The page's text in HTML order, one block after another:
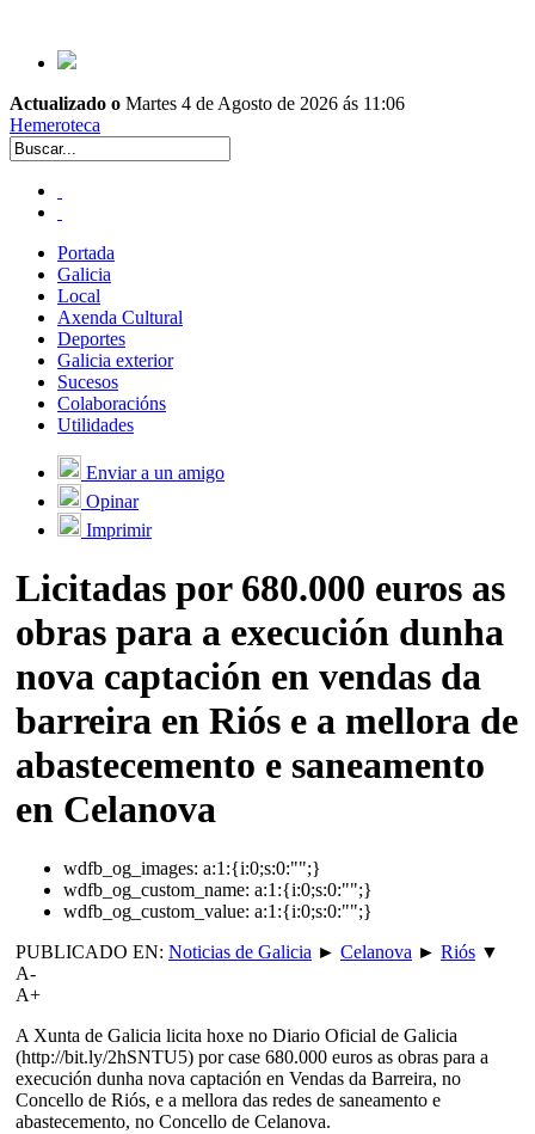
Actualizado o Martes 4 de Agosto de 2026 ás 11:06
Hemeroteca
Portada
Galicia
Local
Axenda Cultural
Deportes
Galicia exterior
Sucesos
Colaboracións
Utilidades
Enviar a un amigo
Opinar
Imprimir
Licitadas por 680.000 euros as
obras para a execución dunha
nova captación en vendas da
barreira en Riós e a mellora de
abastecemento e saneamento
en Celanova
wdfb_og_images: a:1:{i:0;s:0:"";}
wdfb_og_custom_name: a:1:{i:0;s:0:"";}
wdfb_og_custom_value: a:1:{i:0;s:0:"";}
PUBLICADO EN: Noticias de Galicia ► Celanova ► Riós ▼
A-
A+
A Xunta de Galicia licita hoxe no Diario Oficial de Galicia
(http://bit.ly/2hSNTU5) por case 680.000 euros as obras para a
execución dunha nova captación en Vendas da Barreira, no
Concello de Riós, e a mellora das redes de saneamento e
abastecemento, no Concello de Celanova.